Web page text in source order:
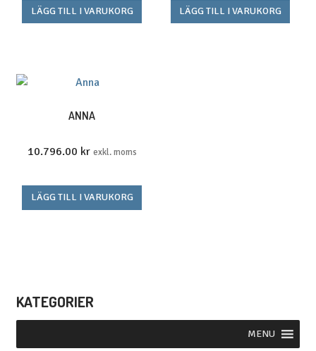
LÄGG TILL I VARUKORG LÄGG TILL I VARUKORG
ANNA
10.796.00 kr exkl. moms
LÄGG TILL I VARUKORG
KATEGORIER
MENU